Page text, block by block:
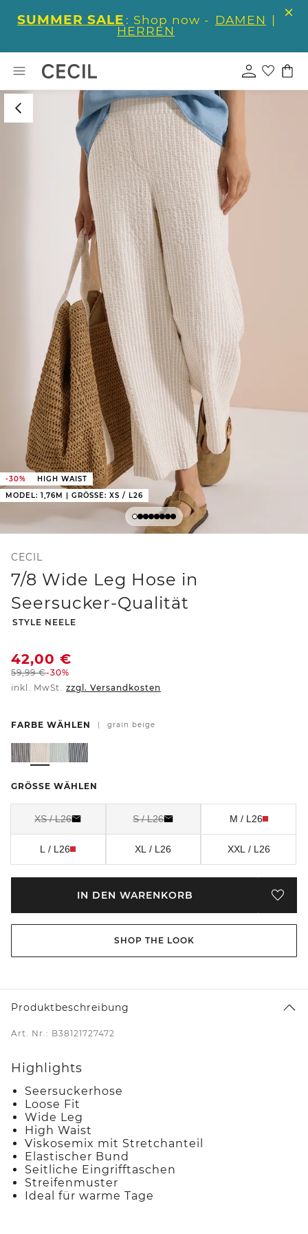
SUMMER SALE : Shop now - DAMEN |
HERREN
-30%
HIGH WAIST
MODEL: 1,76M | GRÖSSE: XS / L26
CECIL
7/8 Wide Leg Hose in
Seersucker-Qualität
-
STYLE NEELE
42,00 €
59,99€-30%
inkl. MwSt. zzgl. Versandkosten
FARBE WÄHLEN grain beige
GRÖSSE WÄHLEN
XS / L26 S / L26 M / L26
L / L26 XL / L26 XXL / L26
IN DEN WARENKORB
SHOP THE LOOK
Produktbeschreibung
Art. Nr.: B38121727472
Highlights
Seersuckerhose
Loose Fit
Wide Leg
High Waist
Viskosemix mit Stretchanteil
Elastischer Bund
Seitliche Eingrifftaschen
Streifenmuster
Ideal für warme Tage